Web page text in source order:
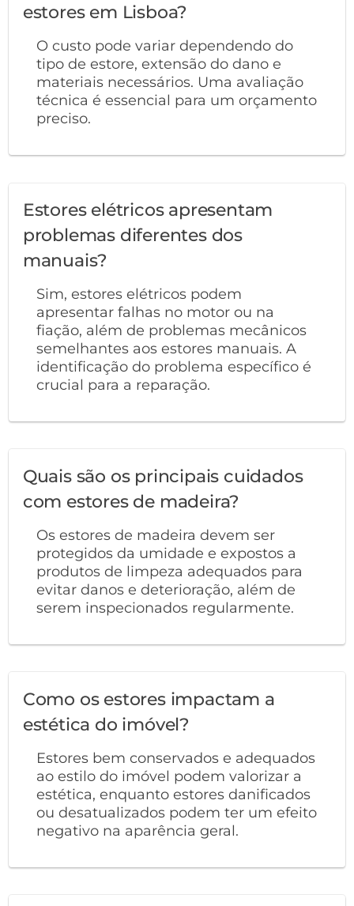
estores em Lisboa?
O custo pode variar dependendo do
tipo de estore, extensão do dano e
materiais necessários. Uma avaliação
técnica é essencial para um orçamento
preciso.
Estores elétricos apresentam
problemas diferentes dos
manuais?
Sim, estores elétricos podem
apresentar falhas no motor ou na
fiação, além de problemas mecânicos
semelhantes aos estores manuais. A
identificação do problema específico é
crucial para a reparação.
Quais são os principais cuidados
com estores de madeira?
Os estores de madeira devem ser
protegidos da umidade e expostos a
produtos de limpeza adequados para
evitar danos e deterioração, além de
serem inspecionados regularmente.
Como os estores impactam a
estética do imóvel?
Estores bem conservados e adequados
ao estilo do imóvel podem valorizar a
estética, enquanto estores danificados
ou desatualizados podem ter um efeito
negativo na aparência geral.